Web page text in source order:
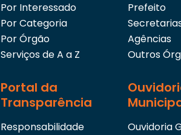
Por Interessado
Por Categoria
Por Órgão
Serviços de A a Z
Prefeito
Agências
Outros
Portal da
Transparência
Responsabilidade
Ouvidoria